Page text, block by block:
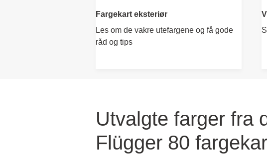
Fargekart eksteriør
Les om de vakre utefargene og få gode
råd og tips
Utvalgte farger fra
Flügger 80